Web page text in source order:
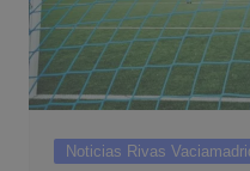
Noticias Rivas